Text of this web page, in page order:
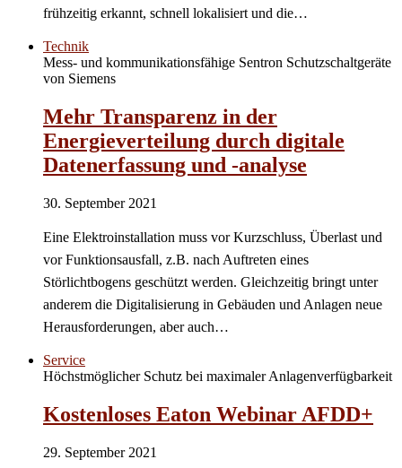
frühzeitig erkannt, schnell lokalisiert und die…
Technik
Mess- und kommunikationsfähige Sentron Schutzschaltgeräte
von Siemens
Mehr Transparenz in der
Energieverteilung durch digitale
Datenerfassung und -analyse
30. September 2021
Eine Elektroinstallation muss vor Kurzschluss, Überlast und
vor Funktionsausfall, z.B. nach Auftreten eines
Störlichtbogens geschützt werden. Gleichzeitig bringt unter
anderem die Digitalisierung in Gebäuden und Anlagen neue
Herausforderungen, aber auch…
Service
Höchstmöglicher Schutz bei maximaler Anlagenverfügbarkeit
Kostenloses Eaton Webinar AFDD+
29. September 2021